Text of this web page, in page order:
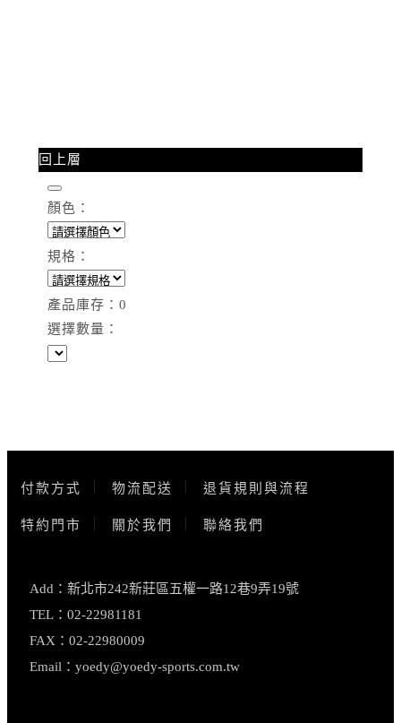
回上層
顏色：
規格：
產品庫存： 0
選擇數量：
付款方式 物流配送 退貨規則與流程
特約門市 關於我們 聯絡我們
Add：新北市242新莊區五權一路12巷9弄19號
TEL：02-22981181
FAX：02-22980009
Email： yoedy@yoedy-sports.com.tw